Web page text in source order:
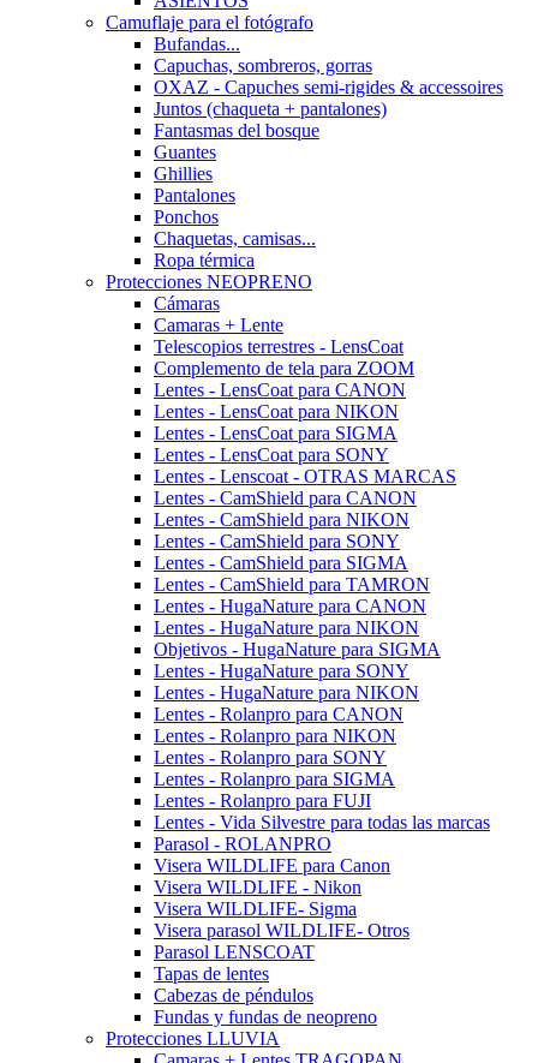
Camuflaje para el fotógrafo
Bufandas...
Capuchas, sombreros, gorras
OXAZ - Capuches semi-rigides & accessoires
Juntos (chaqueta + pantalones)
Fantasmas del bosque
Guantes
Ghillies
Pantalones
Ponchos
Chaquetas, camisas...
Ropa térmica
Protecciones NEOPRENO
Cámaras
Camaras + Lente
Telescopios terrestres - LensCoat
Complemento de tela para ZOOM
Lentes - LensCoat para CANON
Lentes - LensCoat para NIKON
Lentes - LensCoat para SIGMA
Lentes - LensCoat para SONY
Lentes - Lenscoat - OTRAS MARCAS
Lentes - CamShield para CANON
Lentes - CamShield para NIKON
Lentes - CamShield para SONY
Lentes - CamShield para SIGMA
Lentes - CamShield para TAMRON
Lentes - HugaNature para CANON
Lentes - HugaNature para NIKON
Objetivos - HugaNature para SIGMA
Lentes - HugaNature para SONY
Lentes - HugaNature para NIKON
Lentes - Rolanpro para CANON
Lentes - Rolanpro para NIKON
Lentes - Rolanpro para SONY
Lentes - Rolanpro para SIGMA
Lentes - Rolanpro para FUJI
Lentes - Vida Silvestre para todas las marcas
Parasol - ROLANPRO
Visera WILDLIFE para Canon
Visera WILDLIFE - Nikon
Visera WILDLIFE- Sigma
Visera parasol WILDLIFE- Otros
Parasol LENSCOAT
Tapas de lentes
Cabezas de péndulos
Fundas y fundas de neopreno
Protecciones LLUVIA